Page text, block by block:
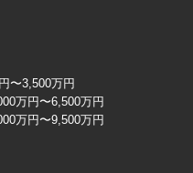
〜3,500万円
万円〜6,500万円
万円〜9,500万円